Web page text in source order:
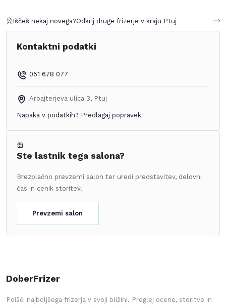
Iščeš nekaj novega?Odkrij druge frizerje v kraju Ptuj
Kontaktni podatki
051 678 077
Arbajterjeva ulica 3, Ptuj
Napaka v podatkih? Predlagaj popravek
Ste lastnik tega salona?
Brezplačno prevzemi salon ter uredi predstavitev, delovni
čas in cenik storitev.
Prevzemi salon
DoberFrizer
Poišči najboljšega frizerja v svoji bližini. Preglej ocene, storitve in